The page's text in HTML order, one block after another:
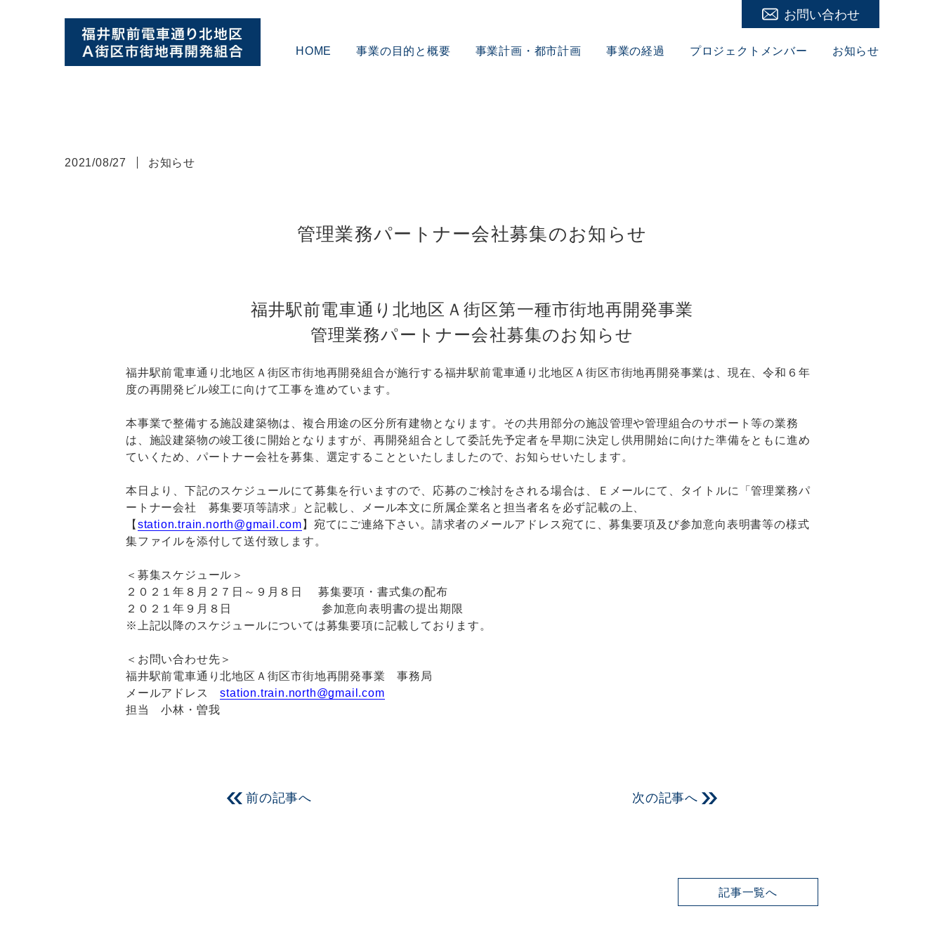
HOME 事業の目的と概要 事業計画・都市計画 事業の経過 プロジェクトメンバー お知らせ
2021/08/27 お知らせ
管理業務パートナー会社募集のお知らせ
福井駅前電車通り北地区Ａ街区第一種市街地再開発事業
管理業務パートナー会社募集のお知らせ
福井駅前電車通り北地区Ａ街区市街地再開発組合が施行する福井駅前電車通り北地区Ａ街区市街地再開発事業は、現在、令和６年
度の再開発ビル竣工に向けて工事を進めています。
本事業で整備する施設建築物は、複合用途の区分所有建物となります。その共用部分の施設管理や管理組合のサポート等の業務
は、施設建築物の竣工後に開始となりますが、再開発組合として委託先予定者を早期に決定し供用開始に向けた準備をともに進め
ていくため、パートナー会社を募集、選定することといたしましたので、お知らせいたします。
本日より、下記のスケジュールにて募集を行いますので、応募のご検討をされる場合は、Ｅメールにて、タイトルに「管理業務パ
ートナー会社 募集要項等請求」と記載し、メール本文に所属企業名と担当者名を必ず記載の上、
【 station.train.north@gmail.com 】宛てにご連絡下さい。請求者のメールアドレス宛てに、募集要項及び参加意向表明書等の様式
集ファイルを添付して送付致します。
＜募集スケジュール＞
２０２１年８月２７日～９月８日
募集要項・書式集の配布
２０２１年９月８日
参加意向表明書の提出期限
※上記以降のスケジュールについては募集要項に記載しております。
＜お問い合わせ先＞
福井駅前電車通り北地区Ａ街区市街地再開発事業 事務局
メールアドレスstation.train.north@gmail.com
担当 小林・曽我
前の記事へ 次の記事へ
記事一覧へ